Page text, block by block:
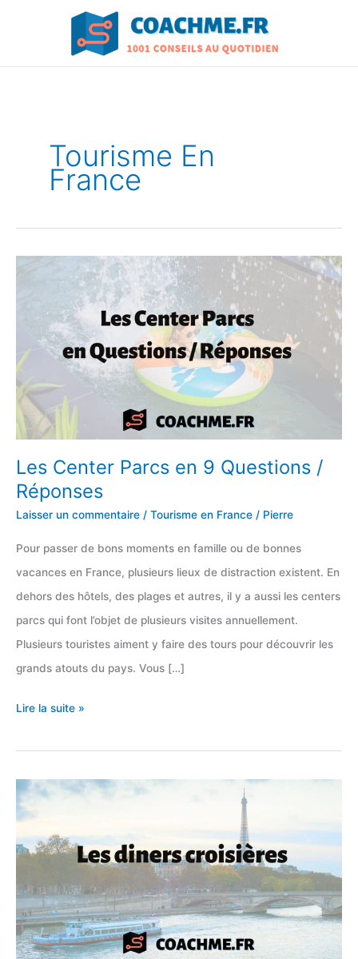
Tourisme En
France
Les Center Parcs en 9 Questions /
Réponses
Laisser un commentaire / Tourisme en France / Pierre
Pour passer de bons moments en famille ou de bonnes
vacances en France, plusieurs lieux de distraction existent. En
dehors des hôtels, des plages et autres, il y a aussi les centers
parcs qui font l’objet de plusieurs visites annuellement.
Plusieurs touristes aiment y faire des tours pour découvrir les
grands atouts du pays. Vous […]
Les
Parcs
en
9
/
Lire la suite »